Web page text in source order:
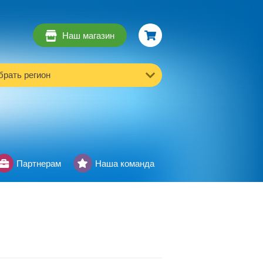
Наш магазин
регион
Партнерам Наша команда